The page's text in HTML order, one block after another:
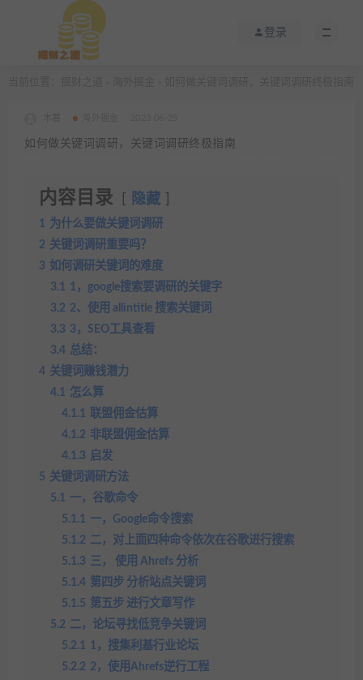
登录
如何做关键词调研，关键词调研终极指南
内容目录 隐藏
1 为什么要做关键词调研
2 关键词调研重要吗？
3 如何调研关键词的难度
3.1 1，google搜索要调研的关键字
3.2 2、使用 allintitle 搜索关键词
3.3 3，SEO工具查看
3.4 总结：
4 关键词赚钱潜力
4.1 怎么算
4.1.1
联盟佣金估算
4.1.2 非联盟佣金估算
4.1.3 启发
5 关键词调研方法
5.1 一，谷歌命令
5.1.1 一，Google命令搜索
5.1.2 二，对上面四种命令依次在谷歌进行搜索
5.1.3 三， 使用 Ahrefs 分析
5.1.4 第四步 分析站点关键词
5.1.5 第五步 进行文章写作
5.2 二，论坛寻找低竞争关键词
5.2.1 1，搜集利基行业论坛
5.2.2 2，使用Ahrefs逆行工程